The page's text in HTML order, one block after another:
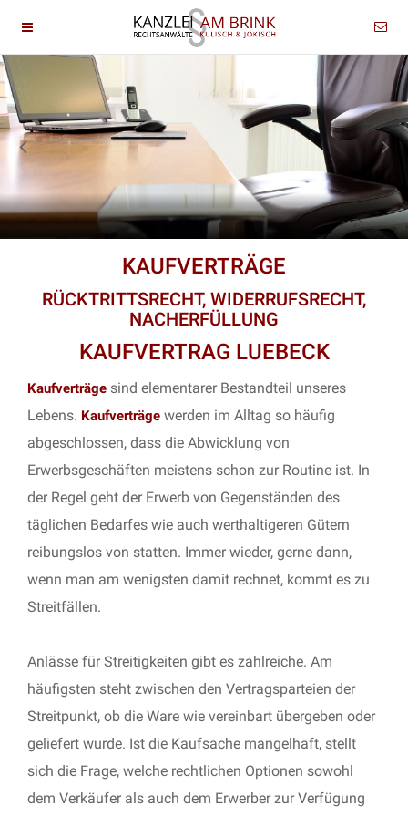
KAUFVERTRÄGE
RÜCKTRITTSRECHT, WIDERRUFSRECHT,
NACHERFÜLLUNG
KAUFVERTRAG LUEBECK
Kaufverträge sind elementarer Bestandteil unseres
Lebens. Kaufverträge werden im Alltag so häufig
abgeschlossen, dass die Abwicklung von
Erwerbsgeschäften meistens schon zur Routine ist. In
der Regel geht der Erwerb von Gegenständen des
täglichen Bedarfes wie auch werthaltigeren Gütern
reibungslos von statten. Immer wieder, gerne dann,
wenn man am wenigsten damit rechnet, kommt es zu
Streitfällen.
Anlässe für Streitigkeiten gibt es zahlreiche. Am
häufigsten steht zwischen den Vertragsparteien der
Streitpunkt, ob die Ware wie vereinbart übergeben oder
geliefert wurde. Ist die Kaufsache mangelhaft, stellt
sich die Frage, welche rechtlichen Optionen sowohl
dem Verkäufer als auch dem Erwerber zur Verfügung